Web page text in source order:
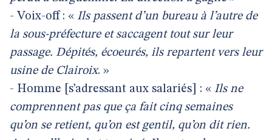
- Voix-off : « Ils passent d’un bureau à l’autre de
la sous-préfecture et saccagent tout sur leur
passage. Dépités, écoeurés, ils repartent vers leur
usine de Clairoix. »
- Homme [s’adressant aux salariés] : « Ils ne
comprennent pas que ça fait cinq semaines
qu’on se retient, qu’on est gentil, qu’on dit rien.